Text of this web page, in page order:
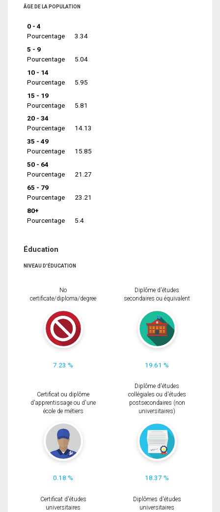
ÂGE DE LA POPULATION
0 - 4
Pourcentage
3.34
5 - 9
Pourcentage
5.04
10 - 14
Pourcentage
5.95
15 - 19
Pourcentage
5.81
20 - 34
Pourcentage
14.13
35 - 49
Pourcentage
15.85
50 - 64
Pourcentage
21.27
65 - 79
Pourcentage
23.21
80+
Pourcentage
5.4
Éducation
NIVEAU D'ÉDUCATION
No
certificate/diploma/degree
7.23 %
Diplôme d'études
secondaires ou équivalent
19.61 %
Certificat ou diplôme
d'apprentissage ou d'une
école de métiers
0.18 %
Diplôme d'études
collégiales ou d'études
postsecondaires (non
universitaires)
18.37 %
Certificat d'études
universitaires
Diplômes d'études
universitaires